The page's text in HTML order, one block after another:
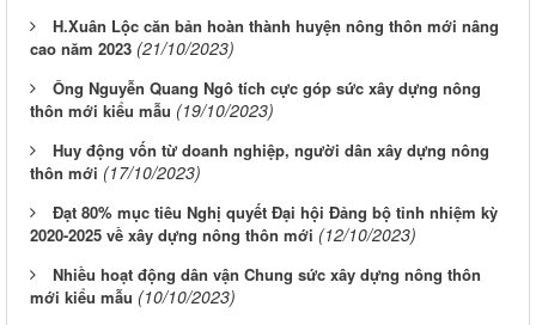
H.Xuân Lộc căn bản hoàn thành huyện nông thôn mới nâng
cao năm 2023 (21/10/2023)
Ông Nguyễn Quang Ngô tích cực góp sức xây dựng nông
thôn mới kiểu mẫu (19/10/2023)
Huy động vốn từ doanh nghiệp, người dân xây dựng nông
thôn mới (17/10/2023)
Đạt 80% mục tiêu Nghị quyết Đại hội Đảng bộ tỉnh nhiệm kỳ
2020-2025 về xây dựng nông thôn mới (12/10/2023)
Nhiều hoạt động dân vận Chung sức xây dựng nông thôn
mới kiểu mẫu (10/10/2023)